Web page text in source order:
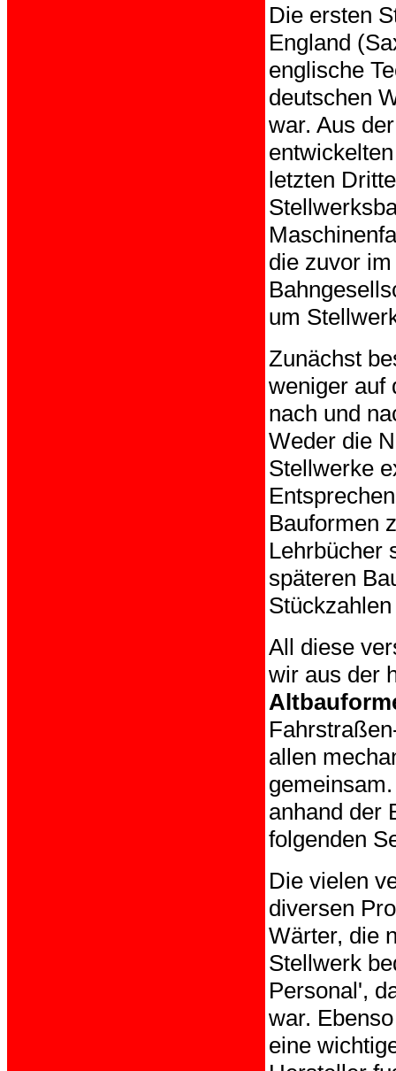
Die ersten
England
englische
deutschen
war. Aus
letzten
die zuvor
um
Zunächst
weniger auf
nach und
Weder die
Stellwerke
Bauformen
Lehrbücher
späteren
All diese
wir aus der
allen
anhand der
folgenden
Die vielen
diversen
Wärter, die
Stellwerk
Personal',
war.
eine